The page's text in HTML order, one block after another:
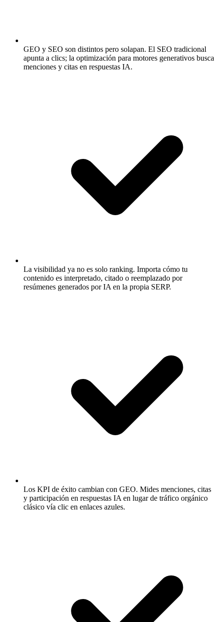
GEO y SEO son distintos pero solapan. El SEO tradicional
apunta a clics; la optimización para motores generativos busca
menciones y citas en respuestas IA.
La visibilidad ya no es solo ranking. Importa cómo tu
contenido es interpretado, citado o reemplazado por
resúmenes generados por IA en la propia SERP.
Los KPI de éxito cambian con GEO. Mides menciones, citas
y participación en respuestas IA en lugar de tráfico orgánico
clásico vía clic en enlaces azules.